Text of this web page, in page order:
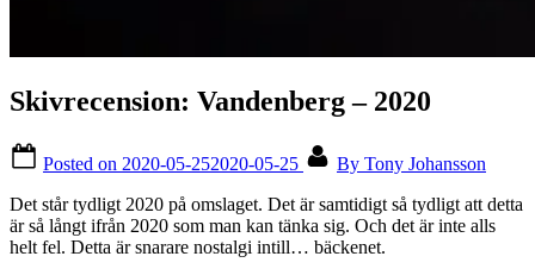
Skivrecension: Vandenberg – 2020
Posted on 2020-05-252020-05-25 By Tony Johansson
Det står tydligt 2020 på omslaget. Det är samtidigt så tydligt att detta
är så långt ifrån 2020 som man kan tänka sig. Och det är inte alls
helt fel. Detta är snarare nostalgi intill… bäckenet.